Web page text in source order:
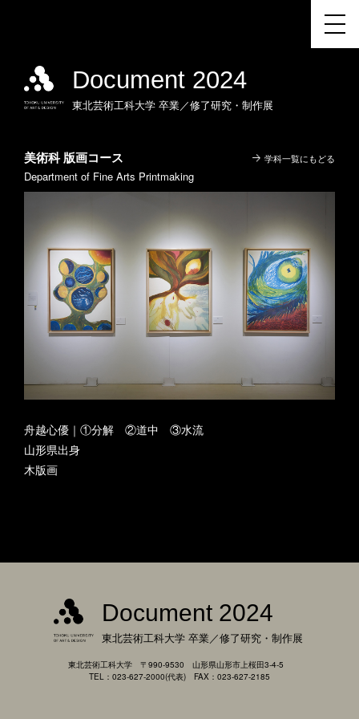
Document 2024
東北芸術工科大学 卒業／修了研究・制作展
学科一覧にもどる
美術科 版画コース
Department of Fine Arts Printmaking
舟越心優｜①分解 ②道中 ③水流
山形県出身
木版画
Document 2024
東北芸術工科大学 卒業／修了研究・制作展
東北芸術工科大学 〒990-9530 山形県山形市上桜田3-4-5
TEL：023-627-2000(代表) FAX：023-627-2185